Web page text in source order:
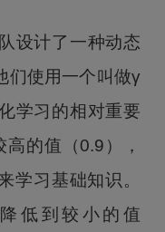
设计了一种动态
们使用一个叫做γ
学习的相对重要
的值（0.9），
学习基础知识。
低到较小的值